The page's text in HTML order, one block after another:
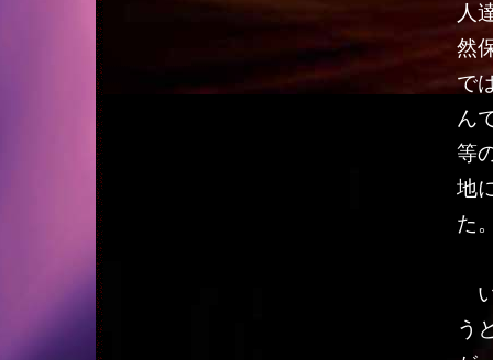
人
然
で
ん
等
地
た
う